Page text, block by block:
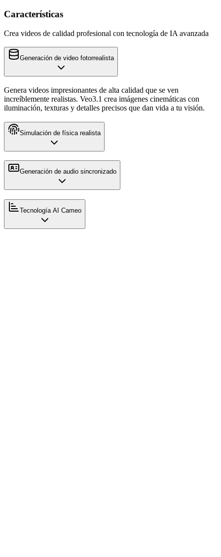
Características
Crea videos de calidad profesional con tecnología de IA avanzada
Generación de video fotorrealista
Genera videos impresionantes de alta calidad que se ven
increíblemente realistas. Veo3.1 crea imágenes cinemáticas con
iluminación, texturas y detalles precisos que dan vida a tu visión.
Simulación de física realista
Generación de audio sincronizado
Tecnología AI Cameo